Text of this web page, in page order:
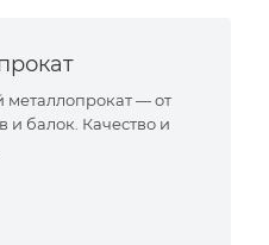
— от
и балок. Качество и